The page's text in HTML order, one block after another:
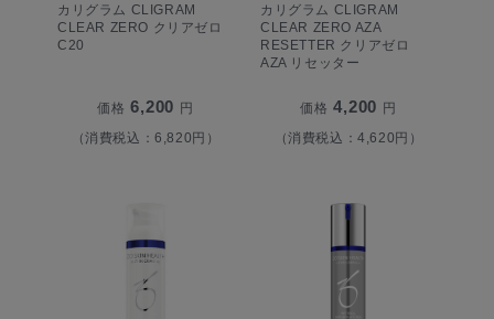
カリグラム CLIGRAM
CLEAR ZERO クリアゼロ
C20
価格 6,200 円
（消費税込：6,820円）
カリグラム CLIGRAM
CLEAR ZERO AZA
RESETTER クリアゼロ
AZA リセッター
価格 4,200 円
（消費税込：4,620円）